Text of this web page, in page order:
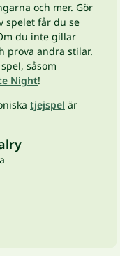
och mer. Gör
spelet får du se
du inte gillar
prova andra stilar.
såsom
Night!
tjejspel är